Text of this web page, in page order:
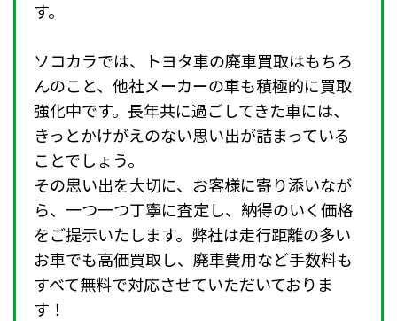
す。
ソコカラでは、トヨタ車の廃車買取はもちろ
んのこと、他社メーカーの車も積極的に買取
強化中です。長年共に過ごしてきた車には、
きっとかけがえのない思い出が詰まっている
ことでしょう。
その思い出を大切に、お客様に寄り添いなが
ら、一つ一つ丁寧に査定し、納得のいく価格
をご提示いたします。弊社は走行距離の多い
お車でも高価買取し、廃車費用など手数料も
すべて無料で対応させていただいておりま
す！